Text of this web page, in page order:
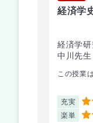
経済学
経済学
中川先生
この授業
充実 3
楽単 3